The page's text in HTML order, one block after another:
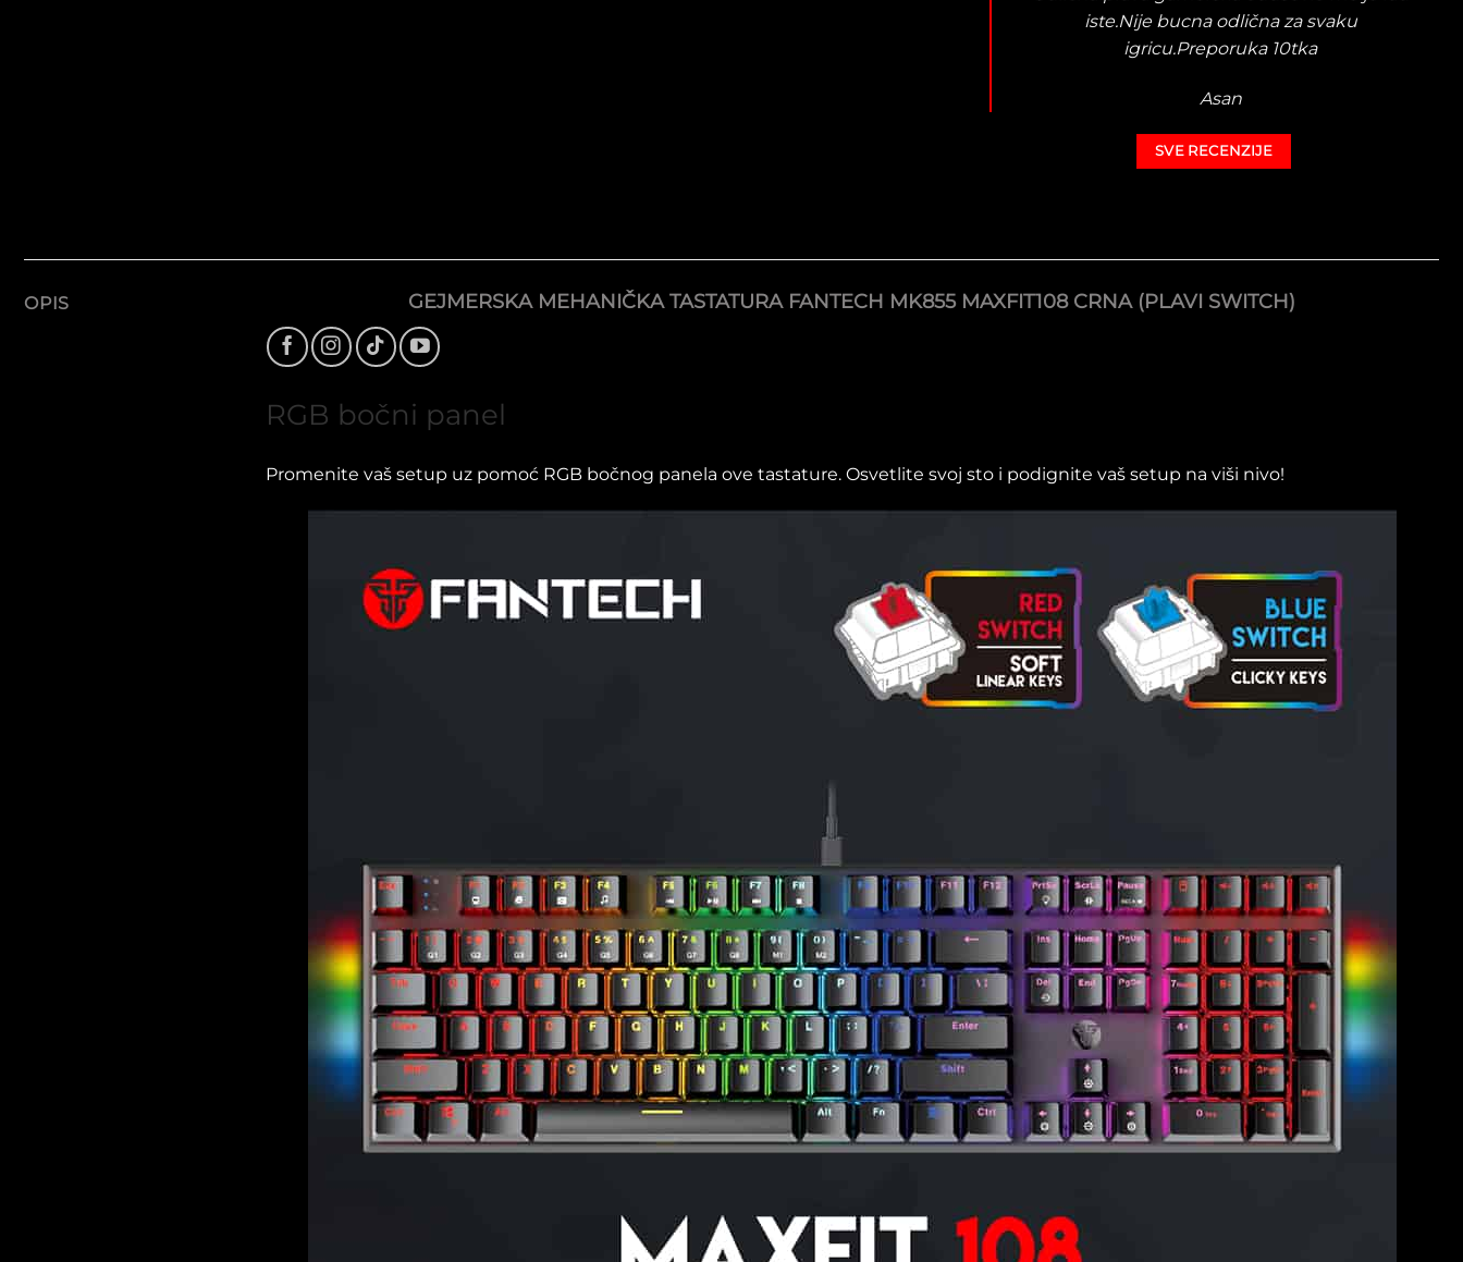
iste.Nije bucna odlična za svaku
igricu.Preporuka 10tka
Asan
SVE RECENZIJE
OPIS GEJMERSKA MEHANIČKA TASTATURA FANTECH MK855 MAXFIT108 CRNA (PLAVI SWITCH)
RGB bočni panel
Promenite vaš setup uz pomoć RGB bočnog panela ove tastature. Osvetlite svoj sto i podignite vaš setup na viši nivo!